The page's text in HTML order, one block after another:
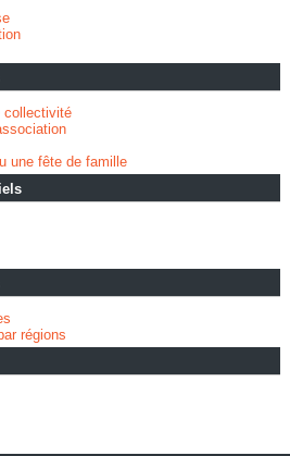
collectivité
une fête de famille
régions